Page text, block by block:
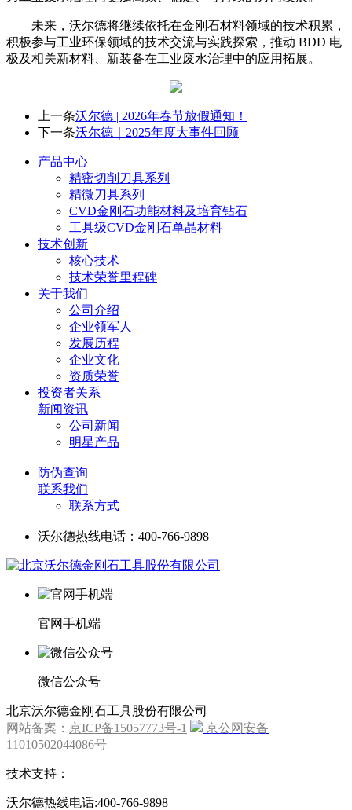
未来，沃尔德将继续依托在金刚石材料领域的技术积累，
积极参与工业环保领域的技术交流与实践探索，推动 BDD 电
极及相关新材料、新装备在工业废水治理中的应用拓展。
上一条沃尔德 | 2026年春节放假通知！
下一条沃尔德｜2025年度大事件回顾
产品中心
精密切削刀具系列
精微刀具系列
CVD金刚石功能材料及培育钻石
工具级CVD金刚石单晶材料
技术创新
核心技术
技术荣誉里程碑
关于我们
公司介绍
企业领军人
发展历程
企业文化
资质荣誉
投资者关系
新闻资讯
公司新闻
明星产品
防伪查询
联系我们
联系方式
沃尔德热线电话：400-766-9898
官网手机端
微信公众号
北京沃尔德金刚石工具股份有限公司
网站备案： 京ICP备15057773号-1
京公网安备
11010502044086号
技术支持：
沃尔德热线电话:400-766-9898